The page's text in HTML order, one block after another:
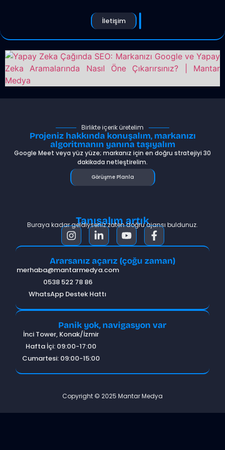
İletişim
Birlikte içerik üretelim
Projeniz hakkında konuşalım, markanızı
algoritmanın yanına taşıyalım
Google Meet veya yüz yüze; markanız için en doğru stratejiyi 30
dakikada netleştirelim.
Görüşme Planla
Tanışalım artık
Buraya kadar geldiyseniz zaten doğru ajansı buldunuz.
Ararsanız açarız (çoğu zaman)
merhaba@mantarmedya.com
0538 522 78 86
WhatsApp Destek Hattı
Panik yok, navigasyon var
İnci Tower, Konak/İzmir
Hafta İçi: 09:00-17:00
Cumartesi: 09:00-15:00
Copyright © 2025 Mantar Medya